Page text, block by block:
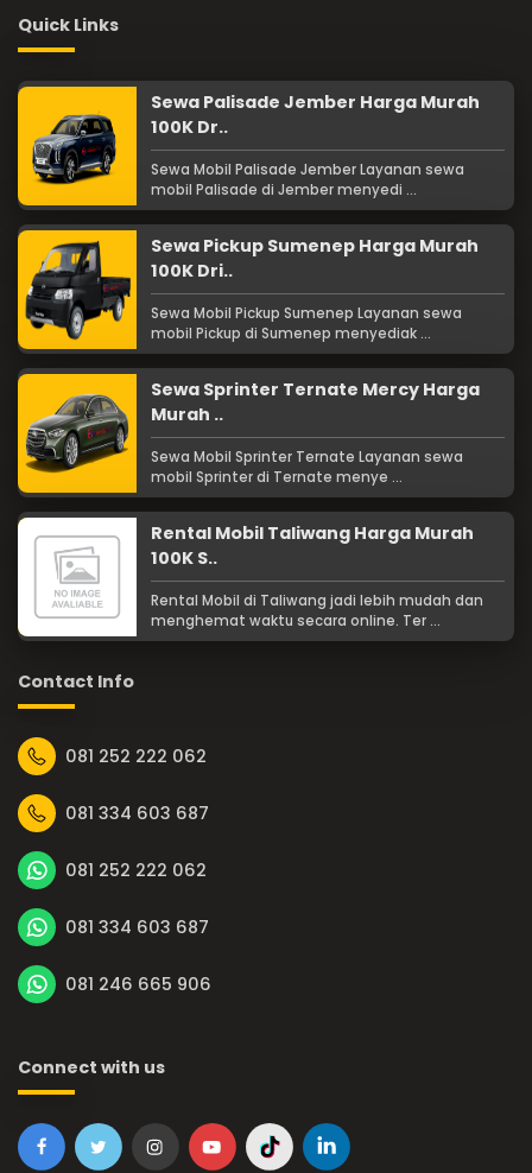
Quick Links
Sewa Palisade Jember Harga Murah
100K Dr..
Sewa Mobil Palisade Jember Layanan sewa
mobil Palisade di Jember menyedi ...
Sewa Pickup Sumenep Harga Murah
100K Dri..
Sewa Mobil Pickup Sumenep Layanan sewa
mobil Pickup di Sumenep menyediak ...
Sewa Sprinter Ternate Mercy Harga
Murah ..
Sewa Mobil Sprinter Ternate Layanan sewa
mobil Sprinter di Ternate menye ...
Rental Mobil Taliwang Harga Murah
100K S..
Rental Mobil di Taliwang jadi lebih mudah dan
menghemat waktu secara online. Ter ...
Contact Info
081 252 222 062
081 334 603 687
081 252 222 062
081 334 603 687
081 246 665 906
Connect with us